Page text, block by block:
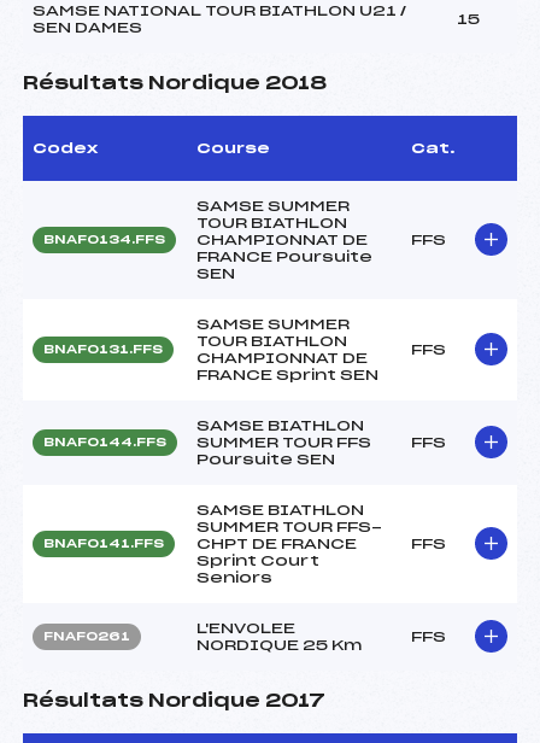
SAMSE NATIONAL TOUR BIATHLON U21 /
SEN DAMES
15
Résultats Nordique 2018
Codex Course Cat.
BNAF0134.FFS
SAMSE SUMMER
TOUR BIATHLON
CHAMPIONNAT DE
FRANCE Poursuite
SEN
FFS
BNAF0131.FFS
SAMSE SUMMER
TOUR BIATHLON
CHAMPIONNAT DE
FRANCE Sprint SEN
FFS
BNAF0144.FFS
SAMSE BIATHLON
SUMMER TOUR FFS
Poursuite SEN
FFS
BNAF0141.FFS
SAMSE BIATHLON
SUMMER TOUR FFS-
CHPT DE FRANCE
Sprint Court
Seniors
FFS
FNAF0261
L'ENVOLEE
NORDIQUE 25 Km
FFS
Résultats Nordique 2017